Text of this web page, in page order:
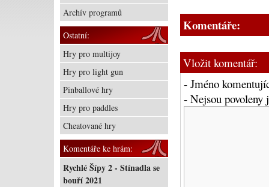
Komentáře:
Vložit komentář:
- Jméno
- Nejsou
Archív programů
Ostatní:
Hry pro multijoy
Hry pro light gun
Pinballové hry
Hry pro paddles
Cheatované hry
Komentáře ke hrám:
Rychlé Šípy 2 - Stínadla se
bouří 2021